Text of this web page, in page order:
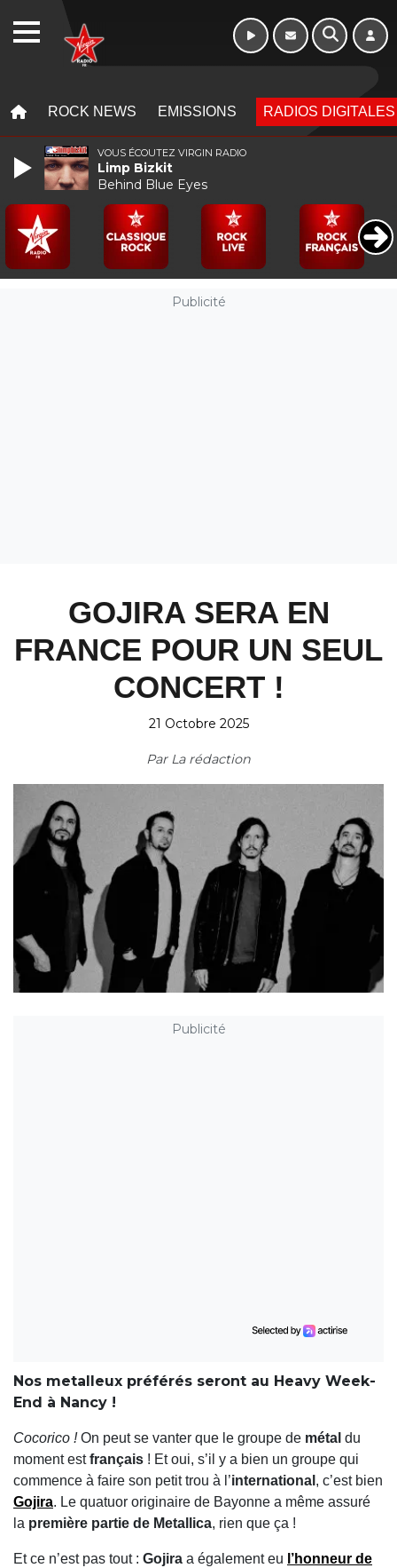
ROCK NEWS EMISSIONS RADIOS DIGITALES
Publicité
GOJIRA SERA EN
FRANCE POUR UN SEUL
CONCERT !
21 Octobre 2025
Par La rédaction
Publicité
Nos metalleux préférés seront au Heavy Week-
End à Nancy !
Cocorico !On peut se vanter que le groupe de métal du
moment estfrançais ! Et oui, s’il y a bien un groupe qui
commence à faire son petit trou à l’international , c’est bien
Gojira. Le quatuor originaire de Bayonne a même assuré
la première partie de Metallica, rien que ça !
Et ce n’est pas tout : Gojira a également eu l’honneur de
VOUS ÉCOUTEZ VIRGIN RADIO
Limp Bizkit
Behind Blue Eyes
WEBRADIO